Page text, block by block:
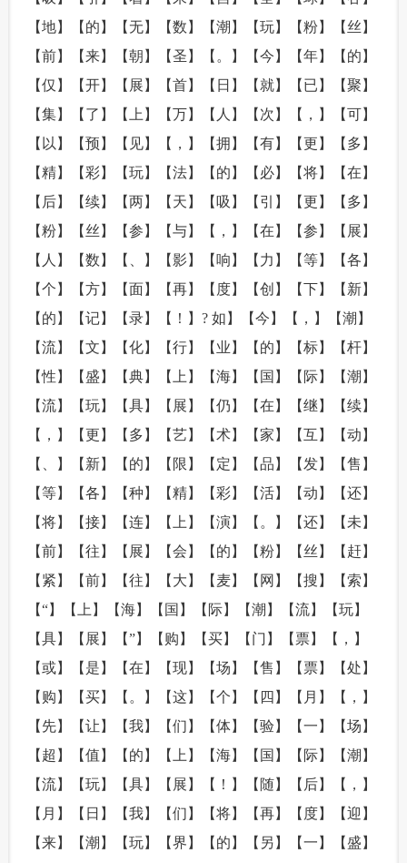
【地】【的】【无】【数】【潮】【玩】【粉】【丝】
【前】【来】【朝】【圣】【。】【今】【年】【的】
【仅】【开】【展】【首】【日】【就】【已】【聚】
【集】【了】【上】【万】【人】【次】【，】【可】
【以】【预】【见】【，】【拥】【有】【更】【多】
【精】【彩】【玩】【法】【的】【必】【将】【在】
【后】【续】【两】【天】【吸】【引】【更】【多】
【粉】【丝】【参】【与】【，】【在】【参】【展】
【人】【数】【、】【影】【响】【力】【等】【各】
【个】【方】【面】【再】【度】【创】【下】【新】
【的】【记】【录】【！】? 如】【今】【，】【潮】
【流】【文】【化】【行】【业】【的】【标】【杆】
【性】【盛】【典】【上】【海】【国】【际】【潮】
【流】【玩】【具】【展】【仍】【在】【继】【续】
【，】【更】【多】【艺】【术】【家】【互】【动】
【、】【新】【的】【限】【定】【品】【发】【售】
【等】【各】【种】【精】【彩】【活】【动】【还】
【将】【接】【连】【上】【演】【。】【还】【未】
【前】【往】【展】【会】【的】【粉】【丝】【赶】
【紧】【前】【往】【大】【麦】【网】【搜】【索】
【“】【上】【海】【国】【际】【潮】【流】【玩】
【具】【展】【”】【购】【买】【门】【票】【，】
【或】【是】【在】【现】【场】【售】【票】【处】
【购】【买】【。】【这】【个】【四】【月】【，】
【先】【让】【我】【们】【体】【验】【一】【场】
【超】【值】【的】【上】【海】【国】【际】【潮】
【流】【玩】【具】【展】【！】【随】【后】【，】
【月】【日】【我】【们】【将】【再】【度】【迎】
【来】【潮】【玩】【界】【的】【另】【一】【盛】